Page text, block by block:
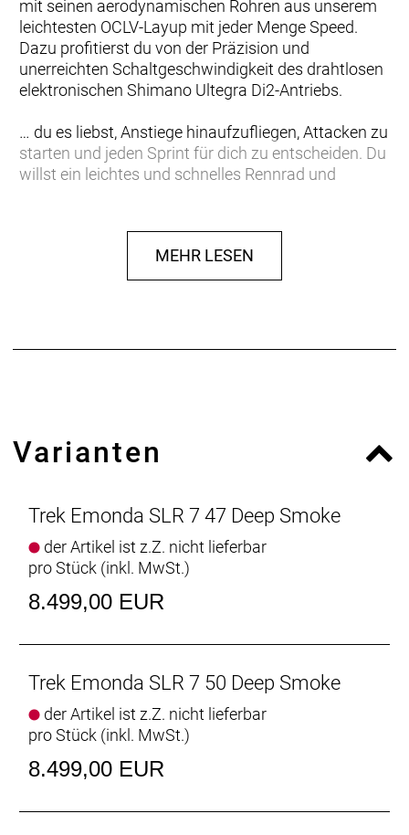
mit seinen aerodynamischen Rohren aus unserem
leichtesten OCLV-Layup mit jeder Menge Speed.
Dazu profitierst du von der Präzision und
unerreichten Schaltgeschwindigkeit des drahtlosen
elektronischen Shimano Ultegra Di2-Antriebs.
… du es liebst, Anstiege hinaufzufliegen, Attacken zu
starten und jeden Sprint für dich zu entscheiden. Du
willst ein leichtes und schnelles Rennrad und
elektronischen Shimano Di2 Antriebs.
Einen ultraleichten und aerodynamischen Rahmen
hydraulische Scheibenbremsen.
Anstieg. Seine beispiellose Aerodynamik ermöglicht
mehr Speed, ohne die für das Émonda typische
Fahrqualität zu beeinträchtigen. Außerdem
profitierst du dank elektronischer Di2-Schaltung von
einer präzisen und äußerst zuverlässigen
Schaltperformance.
700 Gramm und fährt sich traumhaft.
- Die drahtlose Ultegra Di2 Schaltung garantiert
noch schnellere, leichtgängigere und präzisere
Gangwechsel.
- Das aufwendig verarbeitete 800 Series OCLV
Carbon ist unglaublich leicht und setzt neue
MEHR LESEN
Varianten
Trek Emonda SLR 7 47 Deep Smoke
der Artikel ist z.Z. nicht lieferbar
pro Stück (inkl. MwSt.)
8.499,00 EUR
Trek Emonda SLR 7 50 Deep Smoke
der Artikel ist z.Z. nicht lieferbar
pro Stück (inkl. MwSt.)
8.499,00 EUR